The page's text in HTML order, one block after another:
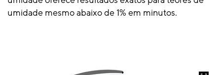
umidade mesmo abaixo de 1% em minutos.